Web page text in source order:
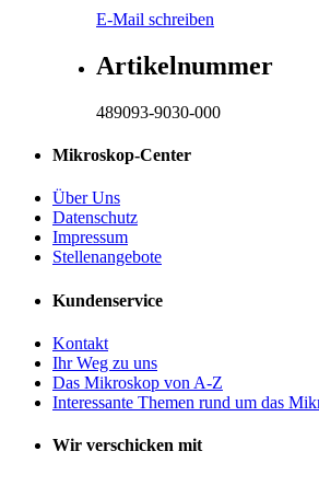
E-Mail schreiben
Artikelnummer
489093-9030-000
Mikroskop-Center
Über Uns
Datenschutz
Impressum
Stellenangebote
Kundenservice
Kontakt
Ihr Weg zu uns
Das Mikroskop von A-Z
Interessante Themen rund um das
Wir verschicken mit